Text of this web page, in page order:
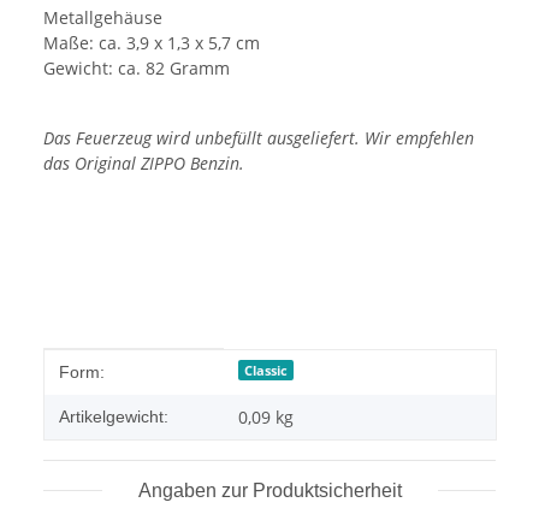
Metallgehäuse
Maße: ca. 3,9 x 1,3 x 5,7 cm
Gewicht: ca. 82 Gramm
Das Feuerzeug wird unbefüllt ausgeliefert. Wir empfehlen
das Original ZIPPO Benzin.
Produkteigenschaft
Wert
Form: Classic
Artikelgewicht: 0,09 kg
Angaben zur Produktsicherheit